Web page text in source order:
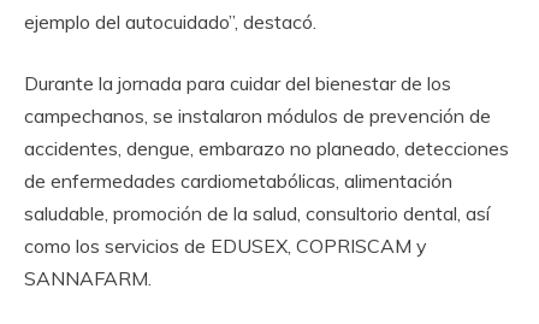
ejemplo del autocuidado”, destacó.
Durante la jornada para cuidar del bienestar de los
campechanos, se instalaron módulos de prevención de
accidentes, dengue, embarazo no planeado, detecciones
de enfermedades cardiometabólicas, alimentación
saludable, promoción de la salud, consultorio dental, así
como los servicios de EDUSEX, COPRISCAM y
SANNAFARM.